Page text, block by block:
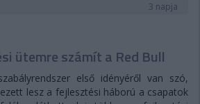
3 napja
ütemre számít a Red Bull
első idényéről van szó,
lesz a fejlesztési háború a csapatok